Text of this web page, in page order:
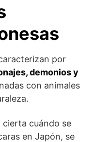
por
demonios y
con animales
cierta cuándo se
en Japón, se